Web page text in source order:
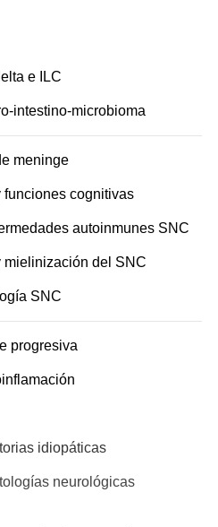
e ILC
intestino-microbioma
meninge
funciones cognitivas
autoinmunes SNC
mielinización del SNC
SNC
progresiva
idiopáticas
neurológicas